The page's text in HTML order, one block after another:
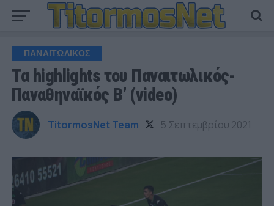
ΠΑΝΑΙΤΩΛΙΚΟΣ
Τα highlights του Παναιτωλικός-
Παναθηναϊκός Β’ (video)
TitormosNet Team 5 Σεπτεμβρίου 2021